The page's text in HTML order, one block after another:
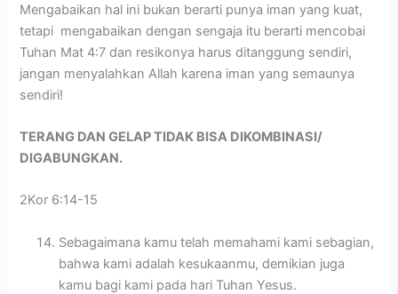
Mengabaikan hal ini bukan berarti punya iman yang kuat,
tetapi mengabaikan dengan sengaja itu berarti mencobai
Tuhan Mat 4:7 dan resikonya harus ditanggung sendiri,
jangan menyalahkan Allah karena iman yang semaunya
sendiri!
TERANG DAN GELAP TIDAK BISA DIKOMBINASI/
DIGABUNGKAN.
2Kor 6:14-15
Sebagaimana kamu telah memahami kami sebagian,
bahwa kami adalah kesukaanmu, demikian juga
kamu bagi kami pada hari Tuhan Yesus.